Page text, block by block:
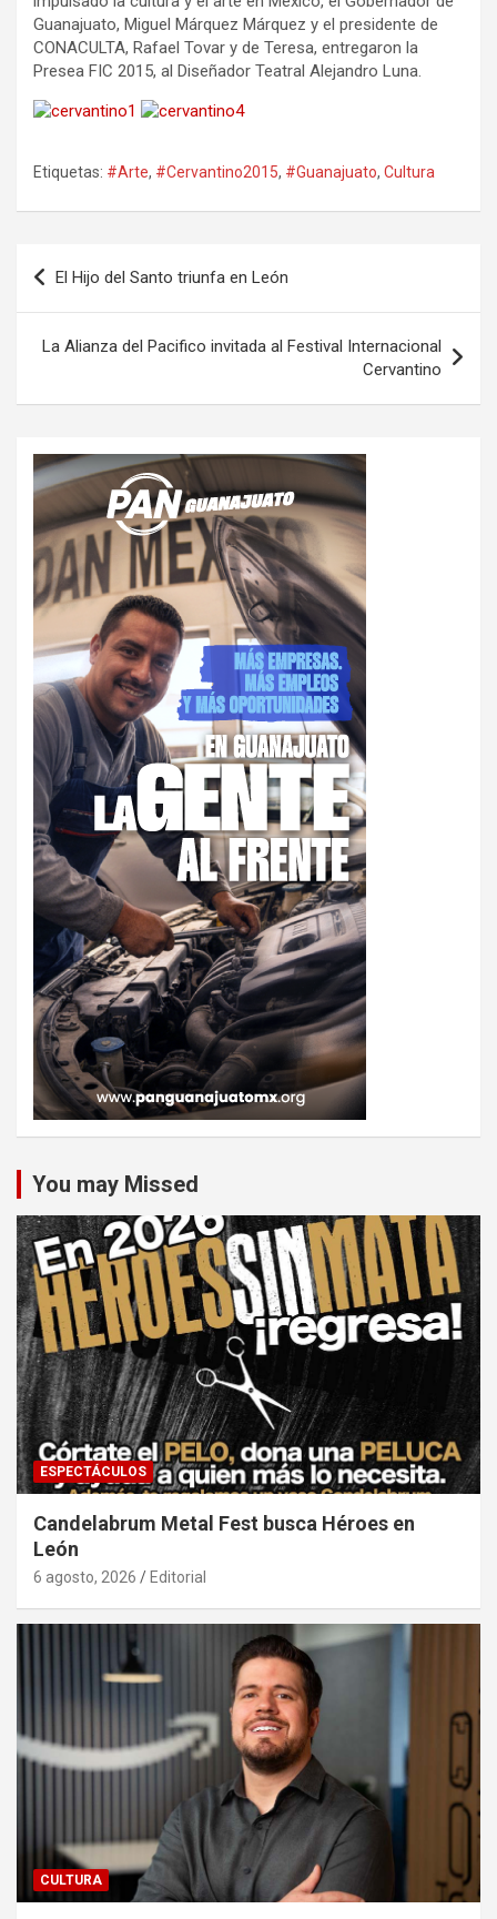
Guanajuato, Miguel Márquez Márquez y el presidente de
CONACULTA, Rafael Tovar y de Teresa, entregaron la
Presea FIC 2015, al Diseñador Teatral Alejandro Luna.
Etiquetas: #Arte, #Cervantino2015, #Guanajuato, Cultura
Navegación
de
entradas
El Hijo del Santo triunfa en León
La Alianza del Pacifico invitada al Festival Internacional
Cervantino
You may Missed
ESPECTÁCULOS
Candelabrum Metal Fest busca Héroes en
León
6 agosto, 2026 Editorial
CULTURA